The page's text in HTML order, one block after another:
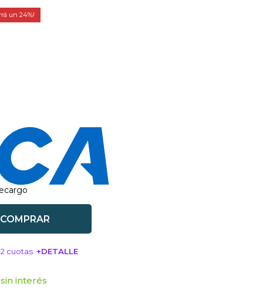
24
COMPRAR
cuotas +DETALLE
interés